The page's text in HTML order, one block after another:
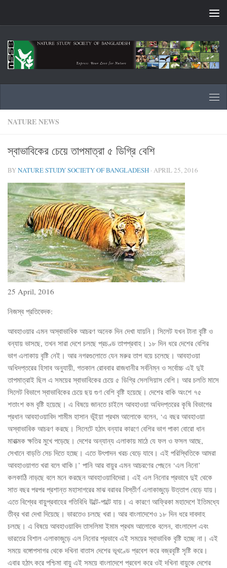
NATURE NEWS
স্বাভাবিকের চেয়ে তাপমাত্রা ৫ ডিগ্রি বেশি
BYNATURE STUDY SOCIETY OF BANGLADESH · APRIL 25, 2016
25 April, 2016
নিজস্ব প্রতিবেদক:
আবহাওয়ার এমন অস্বাভাবিক আচরণ অনেক দিন দেখা যায়নি। সিলেট যখন টানা বৃষ্টি ও
বন্যায় ভাসছে, তখন সারা দেশে চলছে প্রচণ্ড তাপপ্রবাহ। ১৮ দিন ধরে দেশের বেশির
ভাগ এলাকায় বৃষ্টি নেই। আর নগরগুলোতে যেন মরুর তাপ বয়ে চলেছে। আবহাওয়া
অধিদপ্তরের হিসাব অনুযায়ী, গতকাল রোববার রাজধানীর সর্বনিম্ন ও সর্বোচ্চ এই দুই
তাপমাত্রাই ছিল এ সময়ের স্বাভাবিকের চেয়ে ৫ ডিগ্রি সেলসিয়াস বেশি। আর চলতি মাসে
সিলেট বিভাগে স্বাভাবিকের চেয়ে ছয় গুণ বেশি বৃষ্টি হয়েছে। দেশের বাকি অংশে ৭৫
শতাংশ কম বৃষ্টি হয়েছে। এ বিষয়ে জানতে চাইলে আবহাওয়া অধিদপ্তরের কৃষি বিভাগের
প্রধান আবহাওয়াবিদ শামীম হাসান ভূঁইয়া প্রথম আলোকে বলেন, ‘এ বছর আবহাওয়া
অস্বাভাবিক আচরণ করছে। সিলেটে হঠাৎ বন্যার কারণে বেশির ভাগ পাকা বোরো ধান
মারাত্মক ক্ষতির মুখে পড়েছে। দেশের অন্যান্য এলাকায় মাঠে যে ফল ও ফসল আছে,
সেখানে বাড়তি সেচ দিতে হচ্ছে। এতে উৎপাদন খরচ বেড়ে যাবে। এই পরিস্থিতিকে আমরা
আবহাওয়াগত খরা বলে থাকি।’ পানি আর বায়ুর এমন আচরণের পেছনে ‘এল নিনো’
কলকাঠি নাড়ছে বলে মনে করছেন আবহাওয়াবিদেরা। এই এল নিনোর প্রভাবে দুই থেকে
সাত বছর পরপর প্রশান্ত মহাসাগরের মাঝ বরাবর বিস্তীর্ণ এলাকাজুড়ে উত্তাপ বেড়ে যায়।
এতে বিশ্বের বায়ুপ্রবাহের গতিবিধি উল্টে-পাল্টে যায়। এ কারণে আফ্রিকা মহাদেশে ইতিমধ্যে
তীব্র খরা দেখা দিয়েছে। ভারতেও চলছে খরা। আর বাংলাদেশেও ১৮ দিন ধরে দাবদাহ
চলছে। এ বিষয়ে আবহাওয়াবিদ তাসলিমা ইমাম প্রথম আলোকে বলেন, বাংলাদেশ এবং
ভারতের বিশাল এলাকাজুড়ে এল নিনোর প্রভাবে এই সময়ের স্বাভাবিক বৃষ্টি হচ্ছে না। এই
সময়ে বঙ্গোপসাগর থেকে দখিনা বাতাস দেশের ভূখণ্ডে প্রবেশ করে বজ্রবৃষ্টি সৃষ্টি করে।
এবার হঠাৎ করে পশ্চিমা বায়ু এই সময়ে বাংলাদেশে প্রবেশ করে ওই দখিনা বায়ুকে দেশের